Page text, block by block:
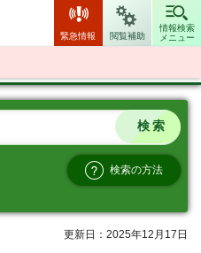
緊急情報 閲覧補助
情報検索
メニュー
検索の方法
更新日：2025年12月17日